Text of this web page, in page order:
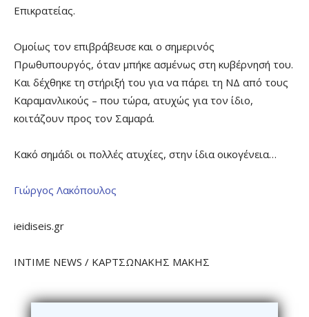
Επικρατείας.
Ομοίως τον επιβράβευσε και ο σημερινός
Πρωθυπουργός, όταν μπήκε ασμένως στη κυβέρνησή του.
Και δέχθηκε τη στήριξή του για να πάρει τη ΝΔ από τους
Καραμανλικούς – που τώρα, ατυχώς για τον ίδιο,
κοιτάζουν προς τον Σαμαρά.
Κακό σημάδι οι πολλές ατυχίες, στην ίδια οικογένεια…
Γιώργος Λακόπουλος
ieidiseis.gr
INTIME NEWS / ΚΑΡΤΣΩΝΑΚΗΣ ΜΑΚΗΣ